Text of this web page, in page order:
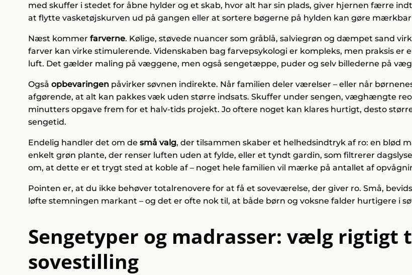
med skuffer i stedet for åbne hylder og et skab, hvor alt har sin plads, giver hjernen færre
at flytte vasketøjskurven ud på gangen eller at sortere bøgerne på hylden kan gøre
Næst kommer farverne. Kølige, støvede nuancer som gråblå, salviegrøn og dæmpet sand
farver kan virke stimulerende. Videnskaben bag farvepsykologi er kompleks, men praksis
luft. Det gælder maling på væggene, men også sengetæppe, puder og selv billederne på
Også opbevaringen påvirker søvnen indirekte. Når familien deler værelser – eller når
afgørende, at alt kan pakkes væk uden større indsats. Skuffer under sengen, væghængte
minutters opgave frem for et halv-tids projekt. Jo oftere noget kan klares hurtigt, desto
sengetid.
Endelig handler det om de små valg, der tilsammen skaber et helhedsindtryk af ro: en blød
enkelt grøn plante, der renser luften uden at fylde, eller et tyndt gardin, som filtrerer
om, at dette er et trygt sted at koble af – noget hele familien vil mærke på antallet af
Pointen er, at du ikke behøver totalrenovere for at få et soveværelse, der giver ro. Små,
løfte stemningen markant – og det er ofte nok til, at både børn og voksne falder hurtigere i
Sengetyper og madrasser: vælg rigtigt
sovestilling